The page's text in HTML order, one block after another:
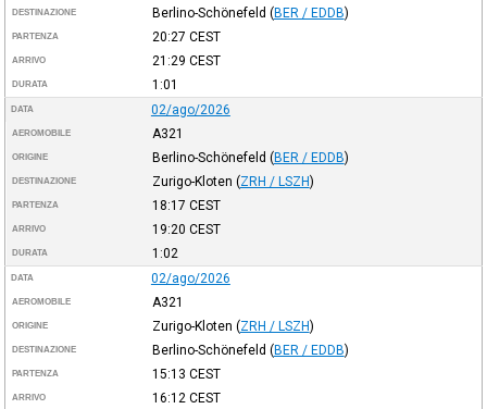
DESTINAZIONE Berlino-Schönefeld (BER / EDDB)
PARTENZA 20:27 CEST
ARRIVO 21:29 CEST
DURATA 1:01
DATA 02/ago/2026
AEROMOBILE A321
ORIGINE Berlino-Schönefeld (BER / EDDB)
DESTINAZIONE Zurigo-Kloten (ZRH / LSZH)
PARTENZA 18:17 CEST
ARRIVO 19:20 CEST
DURATA 1:02
DATA 02/ago/2026
AEROMOBILE A321
ORIGINE Zurigo-Kloten (ZRH / LSZH)
DESTINAZIONE Berlino-Schönefeld (BER / EDDB)
PARTENZA 15:13 CEST
ARRIVO 16:12 CEST